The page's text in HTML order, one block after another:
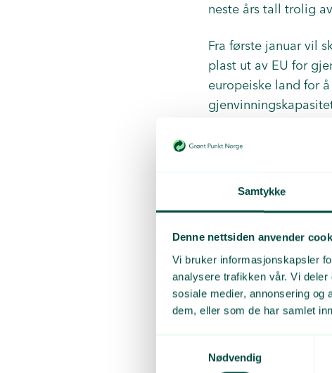
Samtykke
Denne nettsiden anvender
Vi bruker informasjonskapsler
analysere trafikken vår. Vi
sosiale medier, annonsering og
dem, eller som de har samlet
Nødvendig
neste års tall trolig
Fra første januar vil
plast ut av EU for
europeiske land for
Norsk
både nasjonalt og
nasjonalt. Norske
hjelp av kjemisk
allerede begynt å
Roaf på Romerike.